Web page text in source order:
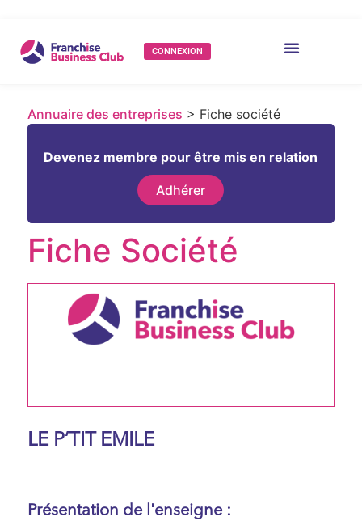
CONNEXION
Annuaire des entreprises > Fiche société
Devenez membre pour être mis en relation
Adhérer
Fiche Société
LE P’TIT EMILE
Présentation de l'enseigne :